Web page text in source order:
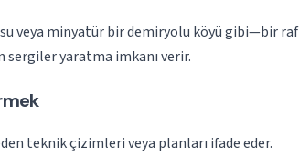
veya minyatür bir demiryolu köyü gibi—bir raf
sergiler yaratma imkanı verir.
teknik çizimleri veya planları ifade eder.